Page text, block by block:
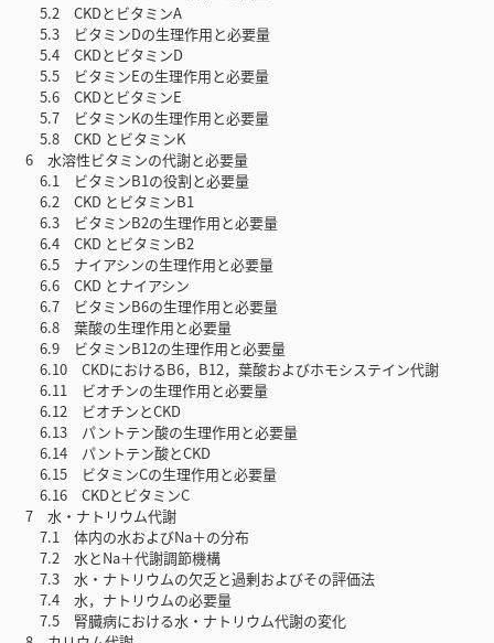
5.2 CKDとビタミンA
5.3 ビタミンDの生理作用と必要量
5.4 CKDとビタミンD
5.5 ビタミンEの生理作用と必要量
5.6 CKDとビタミンE
5.7 ビタミンKの生理作用と必要量
5.8 CKD とビタミンK
6 水溶性ビタミンの代謝と必要量
6.1 ビタミンB1の役割と必要量
6.2 CKD とビタミンB1
6.3 ビタミンB2の生理作用と必要量
6.4 CKD とビタミンB2
6.5 ナイアシンの生理作用と必要量
6.6 CKD とナイアシン
6.7 ビタミンB6の生理作用と必要量
6.8 葉酸の生理作用と必要量
6.9 ビタミンB12の生理作用と必要量
6.10 CKDにおけるB6，B12，葉酸およびホモシステイン代謝
6.11 ビオチンの生理作用と必要量
6.12 ビオチンとCKD
6.13 パントテン酸の生理作用と必要量
6.14 パントテン酸とCKD
6.15 ビタミンCの生理作用と必要量
6.16 CKDとビタミンC
7 水・ナトリウム代謝
7.1 体内の水およびNa＋の分布
7.2 水とNa＋代謝調節機構
7.3 水・ナトリウムの欠乏と過剰およびその評価法
7.4 水，ナトリウムの必要量
7.5 腎臓病における水・ナトリウム代謝の変化